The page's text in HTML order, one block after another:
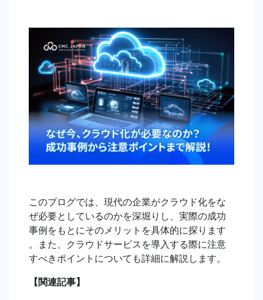
このブログでは、現代の企業がクラウド化をな
ぜ必要としているのかを深堀りし、実際の成功
事例をもとにそのメリットを具体的に探ります
。また、クラウドサービスを導入する際に注意
すべきポイントについても詳細に解説します。
【関連記事】